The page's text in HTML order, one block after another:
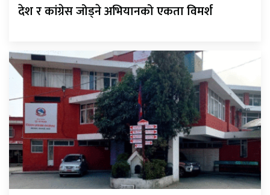
देश र कांग्रेस जोड्ने अभियानको एकता विमर्श